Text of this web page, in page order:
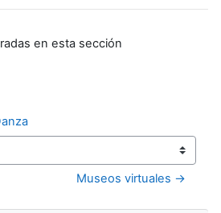
en esta sección
Museos virtuales →